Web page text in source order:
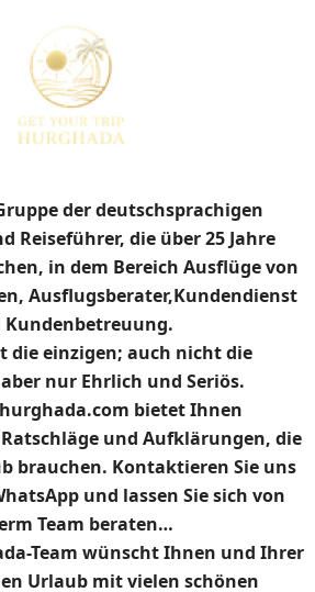
der deutschsprachigen
Reiseführer, die über 25 Jahre
in dem Bereich Ausflüge von
Ausflugsberater,Kundendienst
Kundenbetreuung.
die einzigen; auch nicht die
nur Ehrlich und Seriös.
bietet Ihnen
und Aufklärungen, die
brauchen. Kontaktieren Sie uns
und lassen Sie sich von
Team beraten…
Team wünscht Ihnen und Ihrer
Urlaub mit vielen schönen